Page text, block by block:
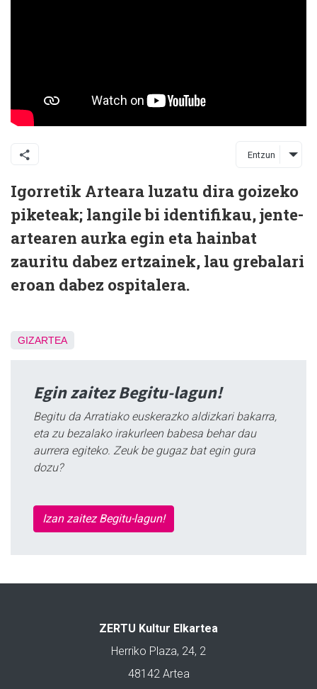
Entzun
Igorretik Arteara luzatu dira goizeko
piketeak; langile bi identifikau, jente-
artearen aurka egin eta hainbat
zauritu dabez ertzainek, lau grebalari
eroan dabez ospitalera.
GIZARTEA
Egin zaitez Begitu-lagun!
Begitu da Arratiako euskerazko aldizkari bakarra,
eta zu bezalako irakurleen babesa behar dau
aurrera egiteko. Zeuk be gugaz bat egin gura
dozu?
Izan zaitez Begitu-lagun!
ZERTU Kultur Elkartea
Herriko Plaza, 24, 2
48142 Artea